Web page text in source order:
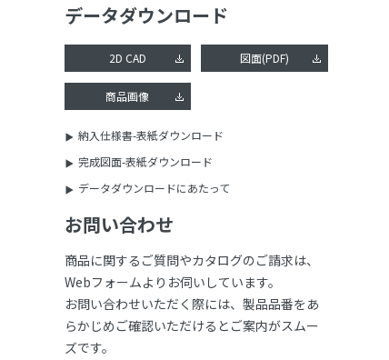
データダウンロード
2D CAD 図面(PDF)
商品画像
納入仕様書-表紙ダウンロード
完成図面-表紙ダウンロード
データダウンロードにあたって
お問い合わせ
商品に関するご質問やカタログのご請求は、
Webフォームよりお伺いしています。
お問い合わせいただく際には、製品品番をあ
らかじめご確認いただけるとご案内がスムー
ズです。